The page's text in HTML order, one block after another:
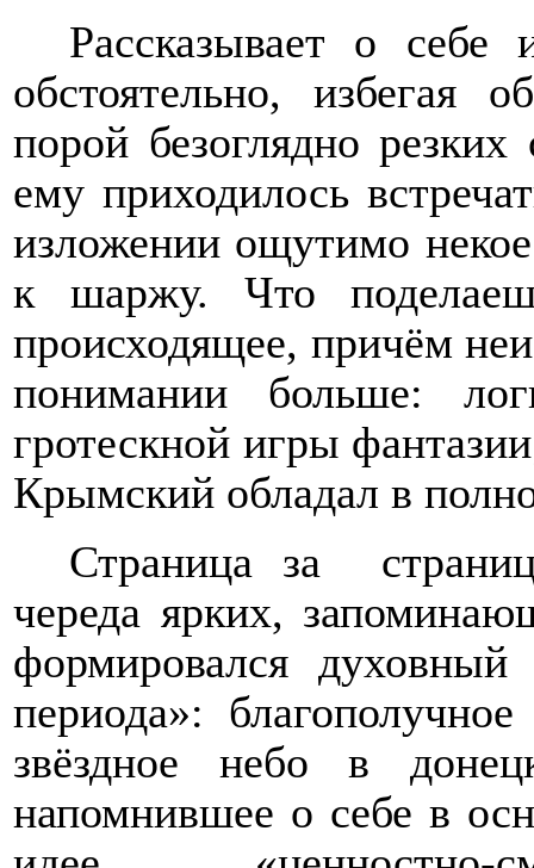
Рассказывает о
обстоятельно,
порой безоглядно
ему приходилось
изложении ощутимо
к шаржу. Что
происходящее, причём
понимании больше:
гротескной игры
Крымский обладал в
Страница за
череда ярких,
формировался
периода»:
звёздное небо в
напомнившее о себе в